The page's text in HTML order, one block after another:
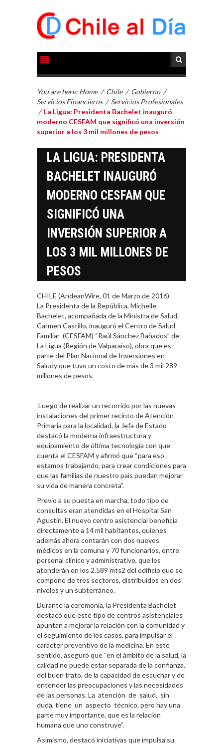
You are here: Home / Chile / Gobierno /
Servicios Financieros / Servicios Profesionales
/ La Ligua: Presidenta Bachelet inauguró
moderno CESFAM que significó una inversión
superior a los 3 mil millones de pesos
LA LIGUA: PRESIDENTA
BACHELET INAUGURÓ
MODERNO CESFAM QUE
SIGNIFICÓ UNA
INVERSIÓN SUPERIOR A
LOS 3 MIL MILLONES DE
PESOS
CHILE (AndeanWire, 01 de Marzo de 2016)
La Presidenta de la República, Michelle
Bachelet, acompañada de la Ministra de Salud,
Carmen Castillo, inauguró el Centro de Salud
Familiar (CESFAM) “Raúl Sánchez Bañados” de
La Ligua (Región de Valparaíso), obra que es
parte del Plan Nacional de Inversiones en
Saludy que tuvo un costo de más de 3 mil 289
millones de pesos.
Luego de realizar un recorrido por las nuevas
instalaciones del primer recinto de Atención
Primaria para la localidad, la Jefa de Estado
destacó la moderna infraestructura y
equipamiento de última tecnología con que
cuenta el CESFAM y afirmó que “para eso
estamos trabajando, para crear condiciones para
que las familias de nuestro país puedan mejorar
su vida de manera concreta”.
Previo a su puesta en marcha, todo tipo de
consultas eran atendidas en el Hospital San
Agustín. El nuevo centro asistencial beneficia
directamente a 14 mil habitantes, quienes
además ahora contarán con dos nuevos
médicos en la comuna y 70 funcionarios, entre
personal clínico y administrativo, que les
atenderán en los 2.589 mts2 del edificio que se
compone de tres sectores, distribuidos en dos
niveles y un subterráneo.
Durante la ceremonia, la Presidenta Bachelet
destacó que este tipo de centros asistenciales
apuntan a mejorar la relación con la comunidad y
el seguimiento de los casos, para impulsar el
carácter preventivo de la medicina. En este
sentido, aseguró que “en el ámbito de la salud, la
calidad no puede estar separada de la confianza,
del buen trato, de la capacidad de escuchar y de
entender las preocupaciones y las necesidades
de las personas. La atención de salud, sin
duda, tiene un aspecto técnico, pero hay una
parte muy importante, que es la relación
humana que uno construye”.
Asimismo, destacó iniciativas que impulsa su